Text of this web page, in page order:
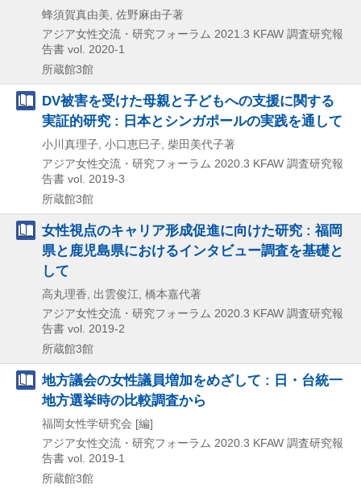
蜂須賀真由美, 佐野麻由子著
アジア女性交流・研究フォーラム 2021.3 KFAW 調査研究報
告書 vol. 2020-1
所蔵館3館
DV被害を受けた母親と子どもへの支援に関する
実証的研究 : 日本とシンガポールの実践を通して
小川真理子, 小口恵巳子, 柴田美代子著
アジア女性交流・研究フォーラム 2020.3 KFAW 調査研究報
告書 vol. 2019-3
所蔵館3館
女性視点のキャリア形成促進に向けた研究 : 福岡
県と鹿児島県におけるインタビュー調査を基礎と
して
高丸理香, 出雲俊江, 橋本嘉代著
アジア女性交流・研究フォーラム 2020.3 KFAW 調査研究報
告書 vol. 2019-2
所蔵館3館
地方議会の女性議員増加をめざして : 日・台統一
地方選挙時の比較調査から
福岡女性学研究会 [編]
アジア女性交流・研究フォーラム 2020.3 KFAW 調査研究報
告書 vol. 2019-1
所蔵館3館